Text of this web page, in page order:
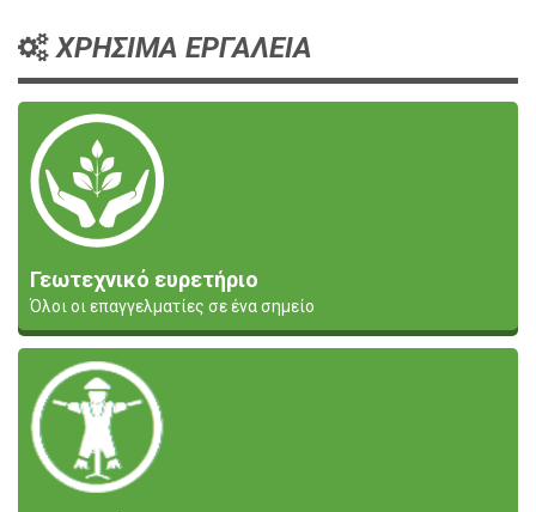
ΧΡΗΣΙΜΑ ΕΡΓΑΛΕΙΑ
Γεωτεχνικό ευρετήριο
Όλοι οι επαγγελματίες σε ένα σημείο